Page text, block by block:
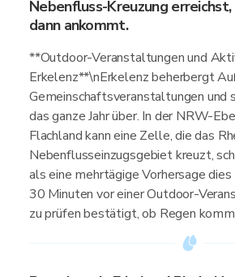
Nebenfluss-Kreuzung
dann ankommt.
**Outdoor-Veranstaltungen und
Erkelenz**\nErkelenz beherbergt
Gemeinschaftsveranstaltungen und
das ganze Jahr über. In der NRW-
Flachland kann eine Zelle, die das
Nebenflusseinzugsgebiet kreuzt,
als eine mehrtägige Vorhersage
30 Minuten vor einer Outdoor-
zu prüfen bestätigt, ob Regen